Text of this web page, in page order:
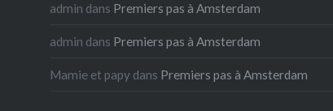
admin dans Premiers pas à Amsterdam
admin dans Premiers pas à Amsterdam
Mamie et papydans Premiers pas à Amsterdam